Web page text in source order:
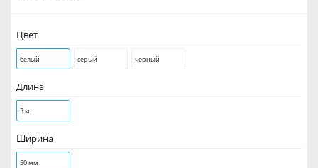
Цвет
белый серый черный
Длина
3 м
Ширина
50 мм